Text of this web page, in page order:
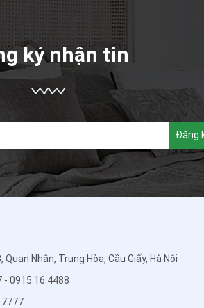
ký nhận tin
Đăng
Quan Nhân, Trung Hòa, Cầu Giấy, Hà Nội
- 0915.16.4488